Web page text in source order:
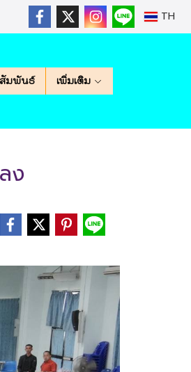
TH
สัมพันธ์ เพิ่มเติม
ง